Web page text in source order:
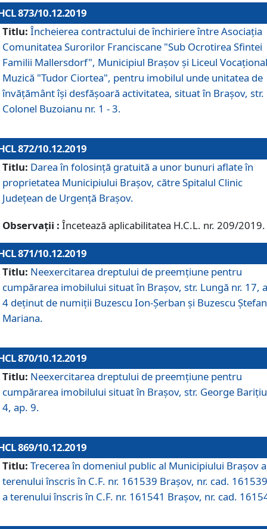
873/10.12.2019
Titlu: Încheierea contractului de închiriere între Asociația
Comunitatea Surorilor Franciscane "Sub Ocrotirea Sfintei
Familii Mallersdorf", Municipiul Braşov şi Liceul
Muzică "Tudor Ciortea", pentru imobilul unde unitatea de
învățământ îşi desfăşoară activitatea, situat în Braşov, str.
Colonel Buzoianu nr. 1 - 3.
872/10.12.2019
Titlu: Darea în folosinţă gratuită a unor bunuri aflate în
proprietatea Municipiului Braşov, către Spitalul Clinic
Judeţean de Urgenţă Braşov.
Observații : Încetează aplicabilitatea H.C.L. nr. 209/2019.
871/10.12.2019
Titlu: Neexercitarea dreptului de preemţiune pentru
cumpărarea imobilului situat în Braşov, str. Lungă nr. 17,
4 deţinut de numiţii Buzescu Ion-Şerban și Buzescu
Mariana.
870/10.12.2019
Titlu: Neexercitarea dreptului de preemţiune pentru
cumpărarea imobilului situat în Braşov, str. George
4, ap. 9.
869/10.12.2019
Titlu: Trecerea în domeniul public al Municipiului Braşov a
terenului înscris în C.F. nr. 161539 Brașov, nr. cad.
a terenului înscris în C.F. nr. 161541 Brașov, nr. cad.